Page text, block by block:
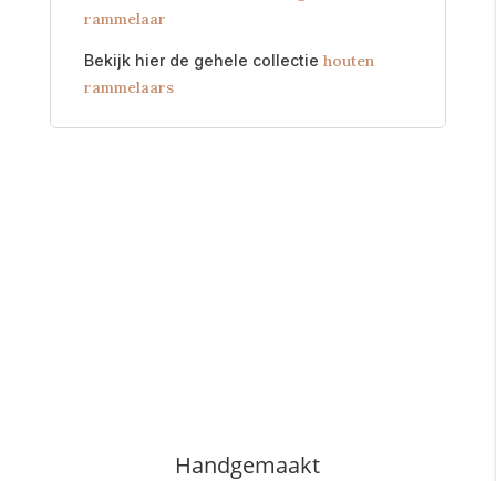
rammelaar
Bekijk hier de gehele collectie houten
rammelaars
Handgemaakt